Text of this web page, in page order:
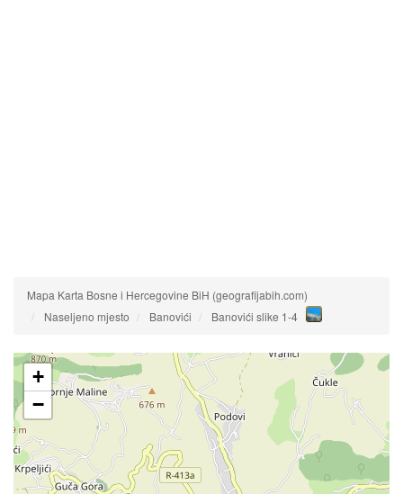
Mapa Karta Bosne i Hercegovine BiH (geografijabih.com)
Naseljeno mjesto
Banovići Banovići slike 1-4
+
−